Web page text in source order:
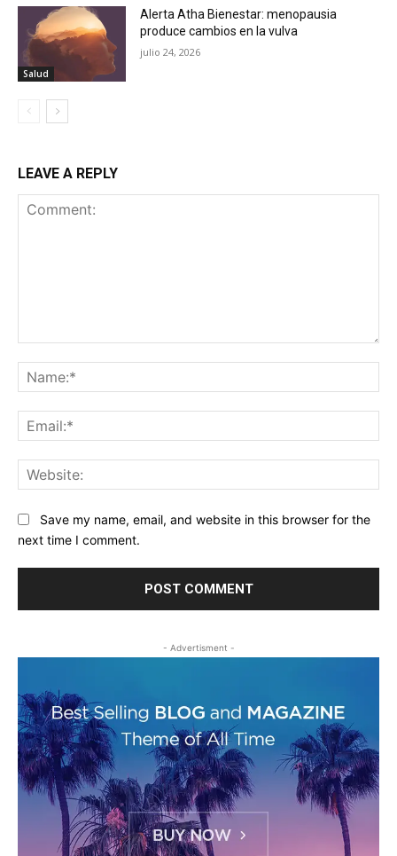
Salud
Alerta Atha Bienestar: menopausia
produce cambios en la vulva
julio 24, 2026
LEAVE A REPLY
Save my name, email, and website in this browser for the
next time I comment.
- Advertisment -